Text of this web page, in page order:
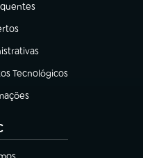
aba)
aba)
Tecnológicos
aba)